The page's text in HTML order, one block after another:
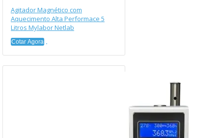
Agitador Magnético com
Aquecimento Alta Performace 5
Litros Mylabor Netlab
Cotar Agora